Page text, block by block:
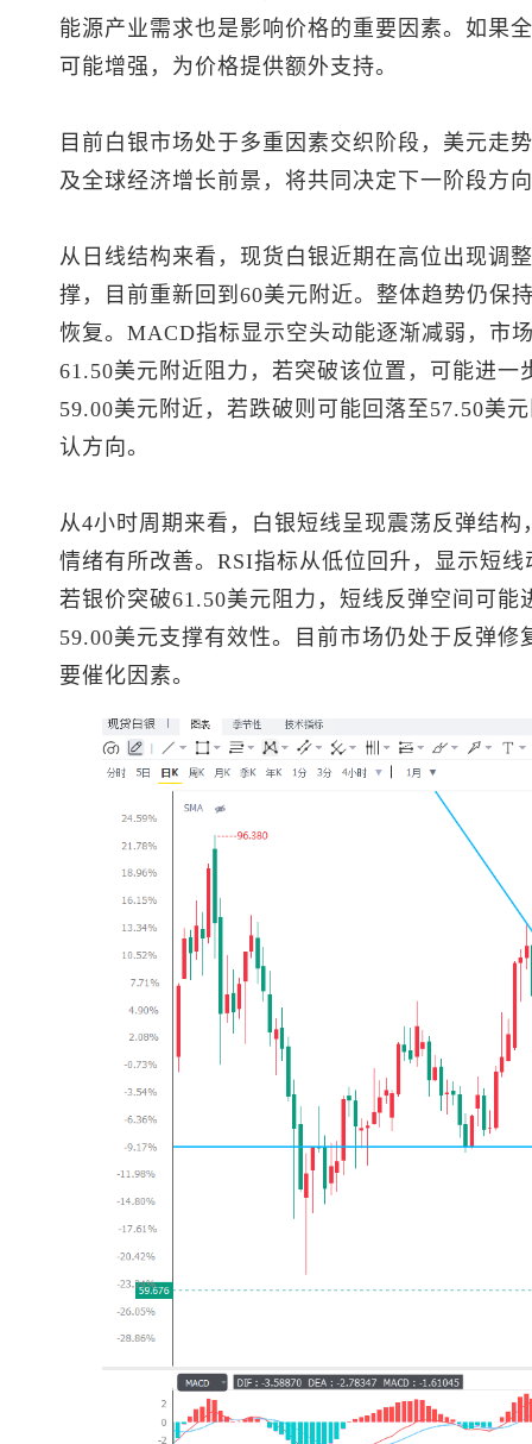
能源产业需求也是影响价格的重要因素。如果
可能增强，为价格提供额外支持。
目前白银市场处于多重因素交织阶段，美元走
及全球经济增长前景，将共同决定下一阶段方
从日线结构来看， 现货白银近期在高位出现调
撑，目前重新回到60美元附近。整体趋势仍保
恢复。MACD指标显示空头动能逐渐减弱，市
61.50美元附近阻力，若突破该位置，可能进
59.00美元附近，若跌破则可能回落至57.50美
认方向。
从4小时周期来看，白银短线呈现震荡反弹结
情绪有所改善。RSI指标从低位回升，显示短
若银价突破61.50美元阻力，短线反弹空间可
59.00美元支撑有效性。目前市场仍处于反弹
要催化因素。